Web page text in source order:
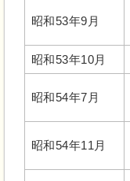
昭和53年9月
昭和53年10月
昭和54年7月
昭和54年11月